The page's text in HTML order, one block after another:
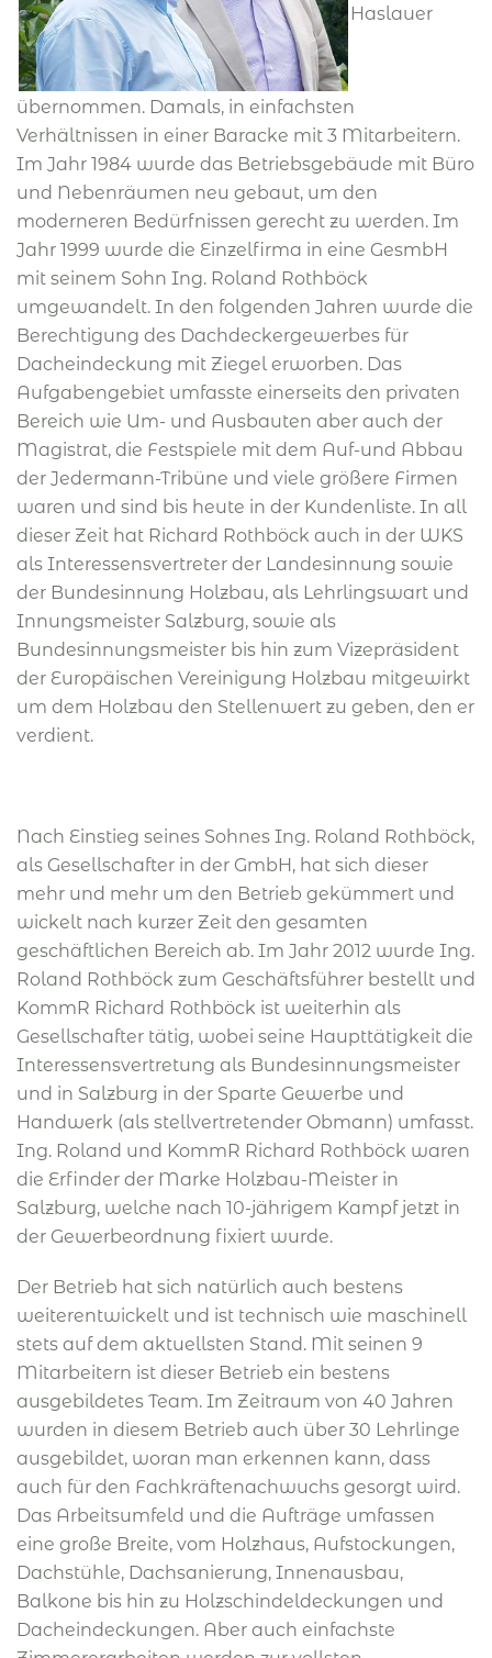
Haslauer
übernommen. Damals, in einfachsten
Verhältnissen in einer Baracke mit 3 Mitarbeitern.
Im Jahr 1984 wurde das Betriebsgebäude mit Büro
und Nebenräumen neu gebaut, um den
moderneren Bedürfnissen gerecht zu werden. Im
Jahr 1999 wurde die Einzelfirma in eine GesmbH
mit seinem Sohn Ing. Roland Rothböck
umgewandelt. In den folgenden Jahren wurde die
Berechtigung des Dachdeckergewerbes für
Dacheindeckung mit Ziegel erworben. Das
Aufgabengebiet umfasste einerseits den privaten
Bereich wie Um- und Ausbauten aber auch der
Magistrat, die Festspiele mit dem Auf-und Abbau
der Jedermann-Tribüne und viele größere Firmen
waren und sind bis heute in der Kundenliste. In all
dieser Zeit hat Richard Rothböck auch in der WKS
als Interessensvertreter der Landesinnung sowie
der Bundesinnung Holzbau, als Lehrlingswart und
Innungsmeister Salzburg, sowie als
Bundesinnungsmeister bis hin zum Vizepräsident
der Europäischen Vereinigung Holzbau mitgewirkt
um dem Holzbau den Stellenwert zu geben, den er
verdient.
Nach Einstieg seines Sohnes Ing. Roland Rothböck,
als Gesellschafter in der GmbH, hat sich dieser
mehr und mehr um den Betrieb gekümmert und
wickelt nach kurzer Zeit den gesamten
geschäftlichen Bereich ab. Im Jahr 2012 wurde Ing.
Roland Rothböck zum Geschäftsführer bestellt und
KommR Richard Rothböck ist weiterhin als
Gesellschafter tätig, wobei seine Haupttätigkeit die
Interessensvertretung als Bundesinnungsmeister
und in Salzburg in der Sparte Gewerbe und
Handwerk (als stellvertretender Obmann) umfasst.
Ing. Roland und KommR Richard Rothböck waren
die Erfinder der Marke Holzbau-Meister in
Salzburg, welche nach 10-jährigem Kampf jetzt in
der Gewerbeordnung fixiert wurde.
Der Betrieb hat sich natürlich auch bestens
weiterentwickelt und ist technisch wie maschinell
stets auf dem aktuellsten Stand. Mit seinen 9
Mitarbeitern ist dieser Betrieb ein bestens
ausgebildetes Team. Im Zeitraum von 40 Jahren
wurden in diesem Betrieb auch über 30 Lehrlinge
ausgebildet, woran man erkennen kann, dass
auch für den Fachkräftenachwuchs gesorgt wird.
Das Arbeitsumfeld und die Aufträge umfassen
eine große Breite, vom Holzhaus, Aufstockungen,
Dachstühle, Dachsanierung, Innenausbau,
Balkone bis hin zu Holzschindeldeckungen und
Dacheindeckungen. Aber auch einfachste